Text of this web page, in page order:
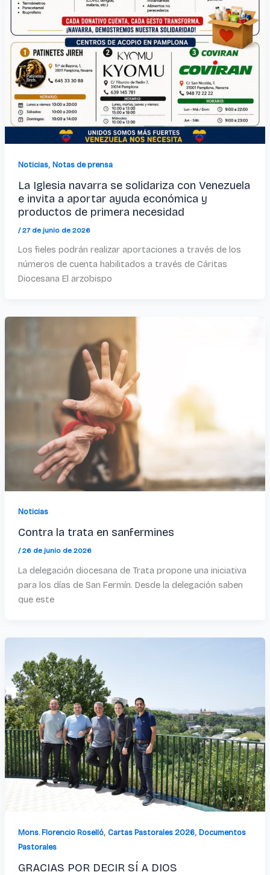
Noticias, Notas de prensa
La Iglesia navarra se solidariza con Venezuela
e invita a aportar ayuda económica y
productos de primera necesidad
/27 de junio de 2026
Los fieles podrán realizar aportaciones a través de los
números de cuenta habilitados a través de Cáritas
Diocesana El arzobispo
Noticias
Contra la trata en sanfermines
/26 de junio de 2026
La delegación diocesana de Trata propone una iniciativa
para los días de San Fermín. Desde la delegación saben
que este
Mons. Florencio Roselló, Cartas Pastorales 2026, Documentos
Pastorales
GRACIAS POR DECIR SÍ A DIOS